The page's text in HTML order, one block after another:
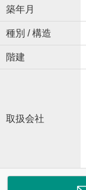
築年月
種別 / 構造
階建
取扱会社